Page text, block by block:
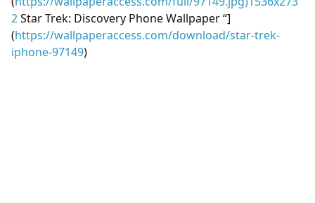
2Star Trek: Discovery Phone Wallpaper “]
(https://wallpaperaccess.com/download/star-trek-
iphone-97149)